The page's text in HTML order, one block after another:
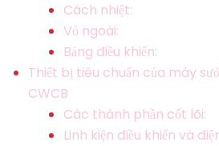
Cách nhiệt:
Vỏ ngoài:
Bảng điều khiển:
Thiết bị tiêu chuẩn của máy
CWCB
Các thành phần cốt lõi:
Linh kiện điều khiển và